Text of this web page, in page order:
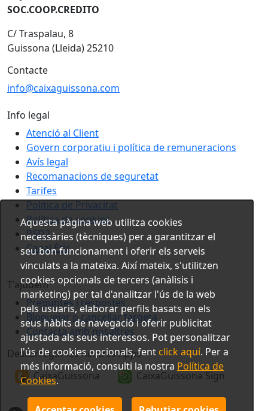
SOC.COOP.CREDITO
C/ Traspalau, 8
Guissona (Lleida) 25210
Contacte
info@caixaguissona.com
Info legal
Atenció al Client
Govern corporatiu i política de remuneracions
Avís legal
Recomanacions de seguretat
Tarifes
Política de Privacitat
Política de cookies
PSD2
Canal Ètic
T'ajudem
Preguntes i respostes
Bloquejar o cancel·lar targeta
Contacta amb nosaltres
Descarregar les nostres Apps
CaixaGuissona
CaixaGuissona Sign
Aquesta pàgina web utilitza cookies
necessàries (tècniques) per a garantitzar el
seu bon funcionament i oferir els serveis
vinculats a la mateixa. Així mateix, s'utilitzen
cookies opcionals de tercers (anàlisis i
marketing) per tal d'analitzar l'ús de la web
pels usuaris, elaborar perfils basats en els
seus hàbits de navegació i oferir publicitat
ajustada als seus interessos. Pot personalitzar
l'ús de cookies opcionals, fent click aquí. Per a
més informació, consulti la nostra Política de
Cookies.